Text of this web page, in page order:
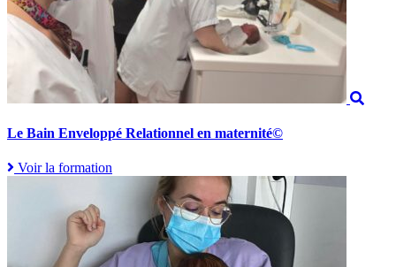
Le Bain Enveloppé Relationnel en maternité©
Voir la formation